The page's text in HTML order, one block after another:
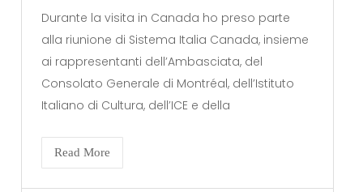
Durante la visita in Canada ho preso parte
alla riunione di Sistema Italia Canada, insieme
ai rappresentanti dell’Ambasciata, del
Consolato Generale di Montréal, dell’Istituto
Italiano di Cultura, dell’ICE e della
Read More